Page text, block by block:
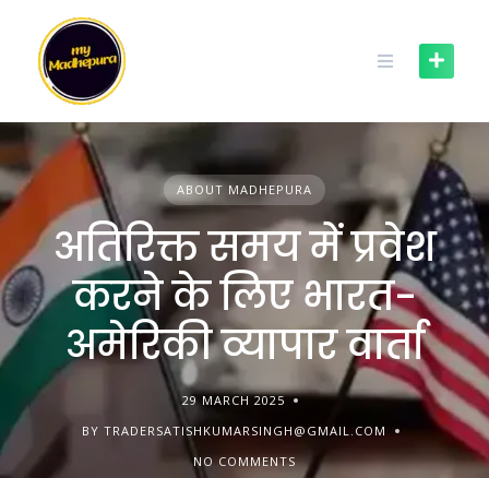
content
ABOUT MADHEPURA
अतिरिक्त समय में प्रवेश
करने के लिए भारत-
अमेरिकी व्यापार वार्ता
29 MARCH 2025
BY TRADERSATISHKUMARSINGH@GMAIL.COM
NO COMMENTS